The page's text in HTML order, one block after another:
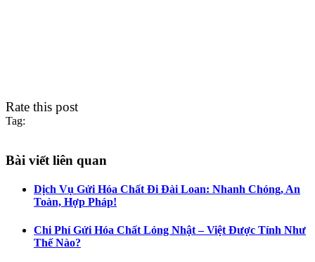
Rate this post
Tag:
Bài viết liên quan
Dịch Vụ Gửi Hóa Chất Đi Đài Loan: Nhanh Chóng, An
Toàn, Hợp Pháp!
Chi Phí Gửi Hóa Chất Lỏng Nhật – Việt Được Tính Như
Thế Nào?